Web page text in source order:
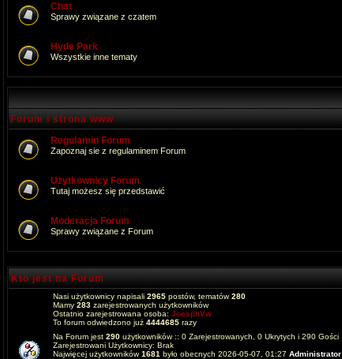
Chat
Sprawy związane z czatem
Hyde Park
Wszystkie inne tematy
Forum i strona www
Regulamin Forum
Zapoznaj sie z regulaminem Forum
Użytkownicy Forum
Tutaj możesz się przedstawić
Moderacja Forum
Sprawy związane z Forum
Kto jest na Forum
Nasi użytkownicy napisali 2965 postów, tematów280
Mamy 283 zarejestrowanych użytkowników
Ostatnio zarejestrowana osoba: JoesphVw
To forum odwiedzono już 4444685 razy
Na Forum jest 290 użytkowników :: 0 Zarejestrowanych, 0 Ukrytych i 290 Gości
Zarejestrowani Użytkownicy: Brak
Najwięcej użytkowników1681 było obecnych 2026-05-07, 01:27 Administrator